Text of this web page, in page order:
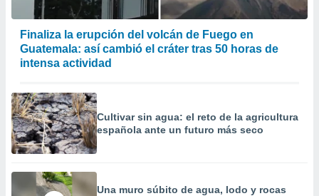
Finaliza la erupción del volcán de Fuego en
Guatemala: así cambió el cráter tras 50 horas de
intensa actividad
Cultivar sin agua: el reto de la agricultura
española ante un futuro más seco
Una muro súbito de agua, lodo y rocas